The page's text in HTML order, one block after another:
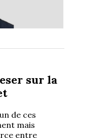
sur la
de ces
mais
entre